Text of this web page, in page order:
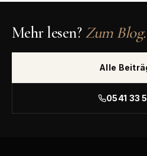
Mehr lesen?Zum Blog.
Alle
0541 33